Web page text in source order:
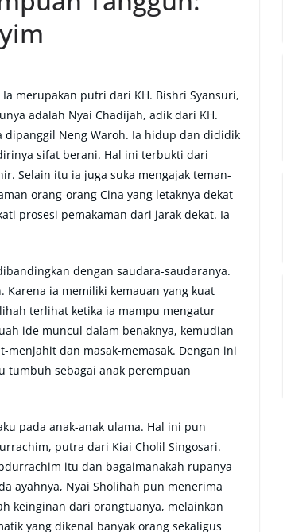
merupakan putri dari KH. Bishri Syansuri,
adalah Nyai Chadijah, adik dari KH.
dipanggil Neng Waroh. Ia hidup dan dididik
sifat berani. Hal ini terbukti dari
Selain itu ia juga suka mengajak teman-
orang-orang Cina yang letaknya dekat
prosesi pemakaman dari jarak dekat. Ia
dengan saudara-saudaranya.
ia memiliki kemauan yang kuat
terlihat ketika ia mampu mengatur
ide muncul dalam benaknya, kemudian
dan masak-memasak. Dengan ini
tumbuh sebagai anak perempuan
pada anak-anak ulama. Hal ini pun
putra dari Kiai Cholil Singosari.
itu dan bagaimanakah rupanya
ayahnya, Nyai Sholihah pun menerima
keinginan dari orangtuanya, melainkan
yang dikenal banyak orang sekaligus